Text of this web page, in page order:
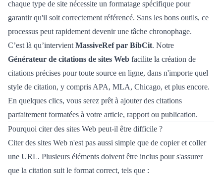
chaque type de site nécessite un formatage spécifique pour
garantir qu'il soit correctement référencé. Sans les bons outils, ce
processus peut rapidement devenir une tâche chronophage.
C’est là qu’intervient MassiveRef par BibCit. Notre
Générateur de citations de sites Web facilite la création de
citations précises pour toute source en ligne, dans n'importe quel
style de citation, y compris APA, MLA, Chicago, et plus encore.
En quelques clics, vous serez prêt à ajouter des citations
parfaitement formatées à votre article, rapport ou publication.
Pourquoi citer des sites Web peut-il être difficile ?
Citer des sites Web n'est pas aussi simple que de copier et coller
une URL. Plusieurs éléments doivent être inclus pour s'assurer
que la citation suit le format correct, tels que :